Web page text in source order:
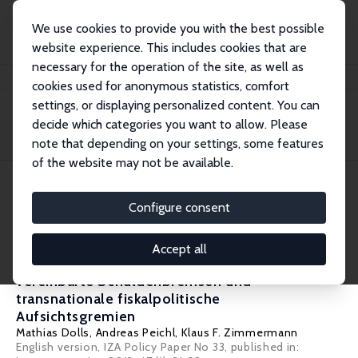
We use cookies to provide you with the best possible
website experience. This includes cookies that are
necessary for the operation of the site, as well as
cookies used for anonymous statistics, comfort
settings, or displaying personalized content. You can
decide which categories you want to allow. Please
note that depending on your settings, some features
of the website may not be available.
Configure consent
Accept all
Publications IZA Standpunkte
Filters
105 IZA Standpunkte
Eine Herausforderung für die G20: Global
vereinbarte Schuldenbremsen und
transnationale fiskalpolitische
Aufsichtsgremien
Mathias Dolls, Andreas Peichl, Klaus F. Zimmermann
English version, IZA Policy Paper No 33, published in: